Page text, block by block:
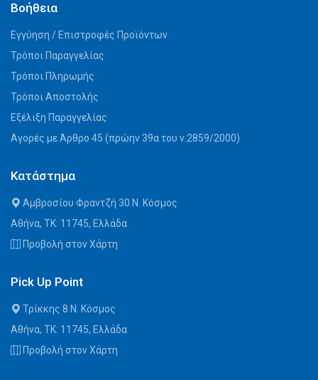
Βοήθεια
Εγγύηση / Επιστροφές Προϊόντων
Τρόποι Παραγγελίας
Τρόποι Πληρωμής
Τρόποι Αποστολής
Εξέλιξη Παραγγελίας
Αγορές με Άρθρο 45 (πρώην 39α του ν.2859/2000)
Κατάστημα
Αμβροσίου Φραντζή 30 Ν. Κόσμος
Αθήνα, ΤΚ: 11745, Ελλάδα
Προβολή στον Χάρτη
Pick Up Point
Τρίκκης 8 Ν. Κόσμος
Αθήνα, ΤΚ: 11745, Ελλάδα
Προβολή στον Χάρτη